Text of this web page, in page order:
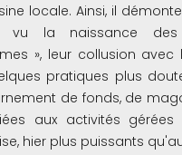
locale. Ainsi, il
la naissance des
», leur collusion
pratiques plus
de fonds, de
aux activités
hier plus puissants